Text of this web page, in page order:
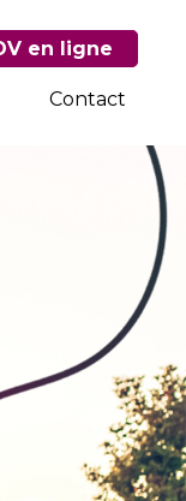
en ligne
Contact